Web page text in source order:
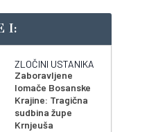
I:
ZLOČINI USTANIKA
Zaboravljene
lomače Bosanske
Krajine: Tragična
sudbina župe
Krnjeuša